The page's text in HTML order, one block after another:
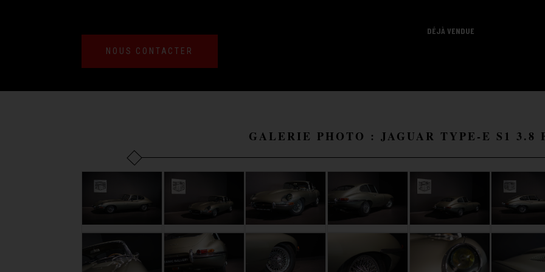
NOUS CONTACTER
DÉJÀ VENDUE
GALERIE PHOTO : JAGUAR TYPE-E S1 3.8